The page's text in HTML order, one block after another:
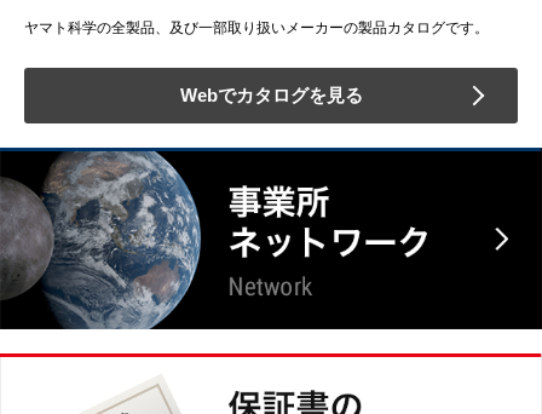
ヤマト科学の全製品、及び一部取り扱いメーカーの製品カタログです。
Webでカタログを見る